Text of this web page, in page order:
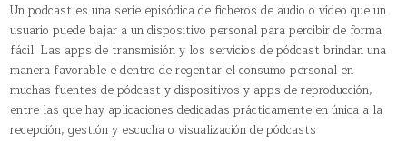
Un podcast​ es una serie episódica de ficheros de audio o vídeo que un
usuario puede bajar a un dispositivo personal para percibir de forma
fácil. Las apps de transmisión y los servicios de pódcast brindan una
manera favorable e dentro de regentar el consumo personal en
muchas fuentes de pódcast y dispositivos y apps de reproducción,
entre las que hay aplicaciones dedicadas prácticamente en única a la
recepción, gestión y escucha o visualización de pódcasts